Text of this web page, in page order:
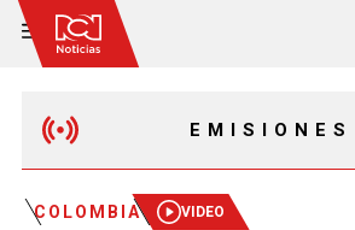
EMISIONES
EMISIÓN 12:30 PM
COLOMBIA VIDEO